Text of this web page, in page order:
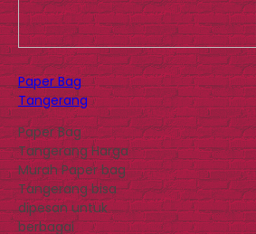
Paper Bag
Tangerang
Paper Bag
Tangerang Harga
Murah Paper bag
Tangerang bisa
dipesan untuk
berbagai